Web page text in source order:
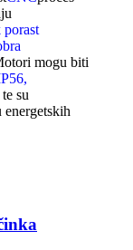
porast
mogu biti
su
energetskih